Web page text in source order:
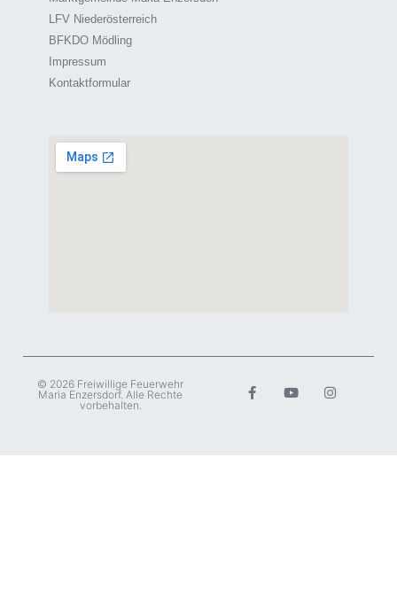
LFV Niederösterreich
BFKDO Mödling
Impressum
Kontaktformular
© 2026 Freiwillige Feuerwehr
Maria Enzersdorf. Alle Rechte
vorbehalten.